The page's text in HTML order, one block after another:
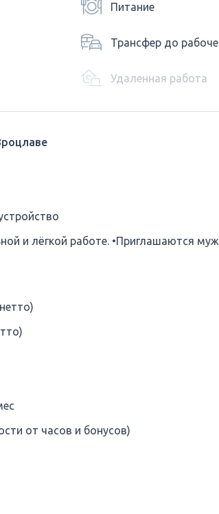
Питание
Трансфер до
Удаленная работа
и лёгкой работе. •Приглашаются
от часов и бонусов)